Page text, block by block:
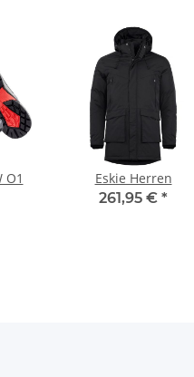
O1
Eskie Herren
261,95 € *